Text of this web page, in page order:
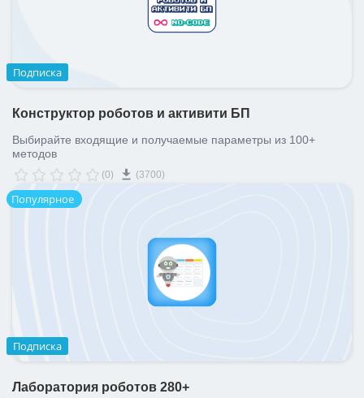
ВХОД
ВХОД
Подписка
Конструктор роботов и активити БП
Выбирайте входящие и получаемые параметры из 100+
методов
(0) (3700)
Популярное
Подписка
Лаборатория роботов 280+